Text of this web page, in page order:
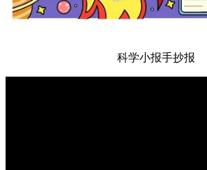
科学小报手抄报